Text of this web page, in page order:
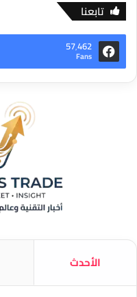
تابعنا
57٬462
Fans
الأحدث